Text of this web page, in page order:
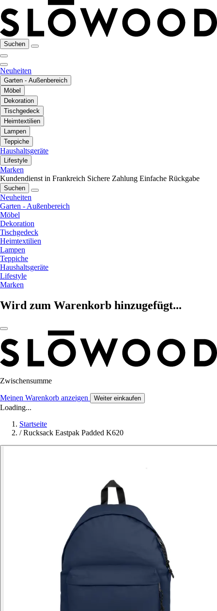
Suchen
Neuheiten
Garten - Außenbereich
Möbel
Dekoration
Tischgedeck
Heimtextilien
Lampen
Teppiche
Haushaltsgeräte
Lifestyle
Marken
Kundendienst in Frankreich Sichere Zahlung Einfache Rückgabe
Suchen
Neuheiten
Garten - Außenbereich
Möbel
Dekoration
Tischgedeck
Heimtextilien
Lampen
Teppiche
Haushaltsgeräte
Lifestyle
Marken
Wird zum Warenkorb hinzugefügt...
Zwischensumme
Meinen Warenkorb anzeigen Weiter einkaufen
Loading...
Startseite
/ Rucksack Eastpak Padded K620